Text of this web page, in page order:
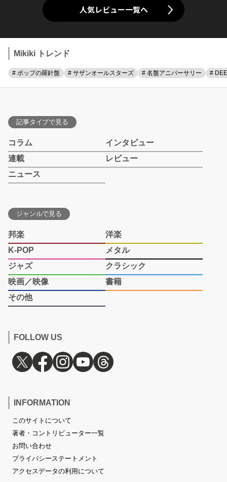
人気レビュー一覧へ
Mikiki トレンド
# ポップの羅針盤 # サザンオールスターズ # 名盤アニバーサリー #
記事タイプで見る
コラム
インタビュー
連載
レビュー
ニュース
ジャンルで見る
邦楽
洋楽
K-POP
メタル
ジャズ
クラシック
映画／映像
書籍
その他
FOLLOW US
INFORMATION
このサイトについて
著者・コントリビューター一覧
お問い合わせ
プライバシーステートメント
アクセスデータの利用について